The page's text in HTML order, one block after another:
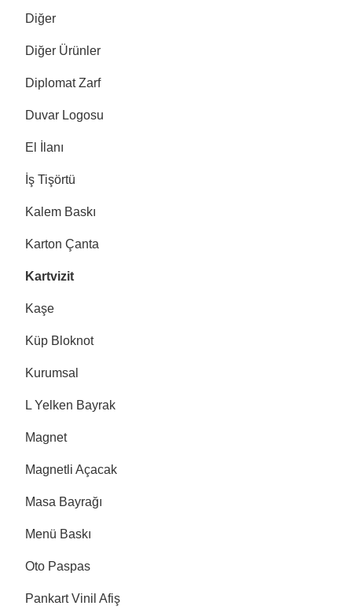
Diğer
Diğer Ürünler
Diplomat Zarf
Duvar Logosu
El İlanı
İş Tişörtü
Kalem Baskı
Karton Çanta
Kartvizit
Kaşe
Küp Bloknot
Kurumsal
L Yelken Bayrak
Magnet
Magnetli Açacak
Masa Bayrağı
Menü Baskı
Oto Paspas
Pankart Vinil Afiş